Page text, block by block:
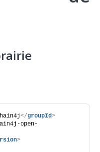
</groupId>
open-
>